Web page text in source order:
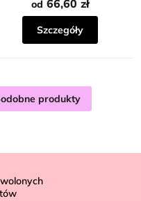
od 66,60 zł
Szczegóły
produkty